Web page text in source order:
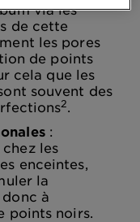
via les
de cette
les pores
de points
cela que les
souvent des
2.
:
les
enceintes,
la
à
points noirs.